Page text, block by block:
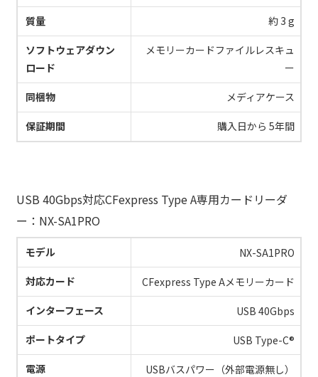
質量 約 3 g
ソフトウェアダウン
ロード
メモリーカードファイルレスキュ
ー
同梱物 メディアケース
保証期間 購入日から 5年間
USB 40Gbps対応CFexpress Type A専用カードリーダ
ー：NX-SA1PRO
モデル NX-SA1PRO
対応カード CFexpress Type Aメモリーカード
インターフェース USB 40Gbps
ポートタイプ USB Type-C®
電源 ​​USBバスパワー（外部電源無し）